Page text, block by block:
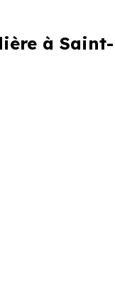
à Saint-